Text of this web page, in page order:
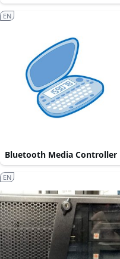
Bluetooth Media Controller
EN
EN